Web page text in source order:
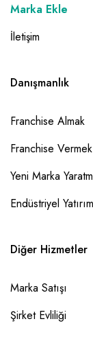
Marka Ekle
İletişim
Danışmanlık
Franchise Almak
Franchise Vermek
Yeni Marka
Endüstriyel Yatırım
Diğer Hizmetler
Marka Satışı
Şirket Evliliği